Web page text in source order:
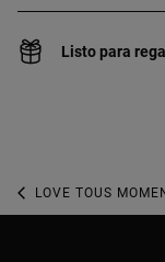
Listo para
LOVE TOUS